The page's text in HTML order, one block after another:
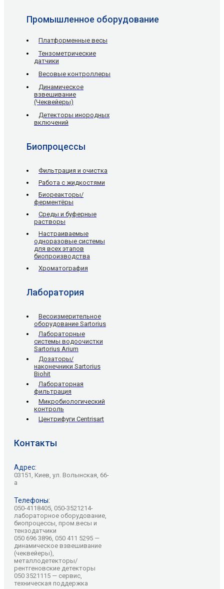
Промышленное оборудование
Платформенные весы
Тензометрические
датчики
Весовые контроллеры
Динамическое
взвешивание
(Чеквейеры)
Детекторы инородных
включений
Биопроцессы
Фильтрация и очистка
Работа с жидкостями
Биореакторы/
ферментёры
Среды и буферные
растворы
Настраиваемые
одноразовые системы
для всех этапов
биопроизводства
Хроматография
Лаборатория
Весоизмерительное
оборудование Sartorius
Лабораторные
системы водоочистки
Sartorius Arium
Дозаторы/
наконечники Sartorius
Biohit
Лабораторная
фильтрация
Микробиологический
контроль
Центрифуги Centrisart
Контакты
Адрес:
03151, Киев, ул. Волынская, 66-
а
Телефоны:
050-4118405, 050-3521214-
лабораторное оборудование,
биопроцессы, пром.весы и
тензодатчики
050 696 3896, 050 411 5295 —
динамическое взвешивание
(чеквейеры),
металлодетекторы/
рентгеновские детекторы
050 3521115 — сервис,
техническая поддержка